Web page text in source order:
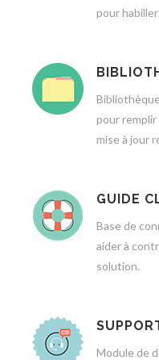
pour
pour
mise à jour
GUIDE
Base de
aider à
solution.
Module de